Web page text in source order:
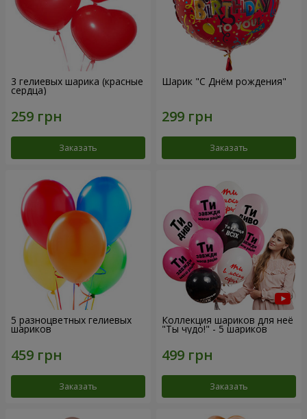
3 гелиевых шарика (красные
сердца)
Заказать
Шарик "С Днём рождения"
Заказать
5 разноцветных гелиевых
шариков
Заказать
Коллекция шариков для неё
"Ты чудо!" - 5 шариков
Заказать